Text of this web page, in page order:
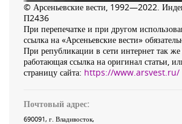
© Арсеньевские вести, 1992—2022.
П2436
При перепечатке и при другом
ссылка на «Арсеньевские вести»
При републикации в сети интернет так же
работающая ссылка на оригинал статьи,
страницу сайта: https://www.arsvest.ru/
Почтовый адрес:
690091, г. Владивосток,